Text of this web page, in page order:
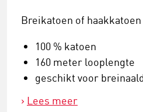
Breikatoen of haakkatoen
100 % katoen
160 meter looplengte
geschikt voor
Lees meer